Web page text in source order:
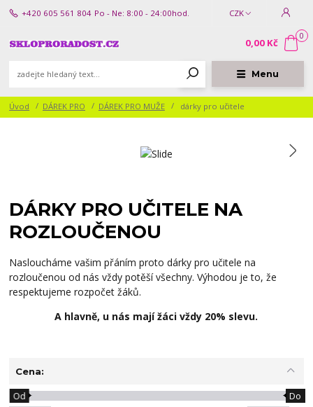
Menu
CZK
+420 605 561 804 Po - Ne: 8:00 - 24:00hod.
0
0,00 Kč
Úvod DÁREK PRO DÁREK PRO MUŽE dárky pro učitele
DÁRKY PRO UČITELE NA
ROZLOUČENOU
Nasloucháme vašim přáním proto dárky pro učitele na
rozloučenou od nás vždy potěší všechny. Výhodou je to, že
respektujeme rozpočet žáků.
A hlavně, u nás mají žáci vždy 20% slevu.
Cena:
Od Do